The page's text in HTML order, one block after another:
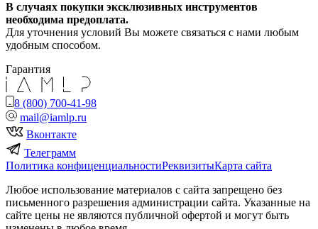
В случаях покупки эксклюзивных инструментов
необходима предоплата.
Для уточнения условий Вы можете связаться с нами любым
удобным способом.
Гарантия
8 (800) 700-41-98
mail@iamlp.ru
Вконтакте
Телеграмм
Политика конфиценциальностиРеквизитыКарта сайта
Любое использование материалов с сайта запрещено без
письменного разрешения администрации сайта. Указанные на
сайте цены не являются публичной офертой и могут быть